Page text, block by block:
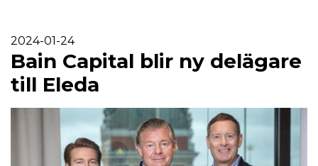
2024-01-24
Bain Capital blir ny delägare
till Eleda